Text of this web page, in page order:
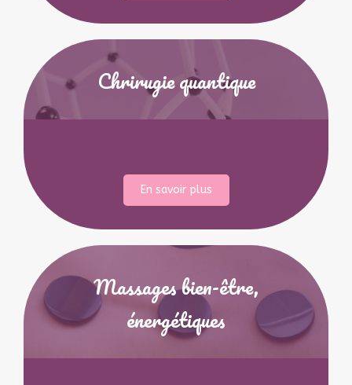
Chrirugie quantique
En savoir plus
Massages bien-être,
énergétiques